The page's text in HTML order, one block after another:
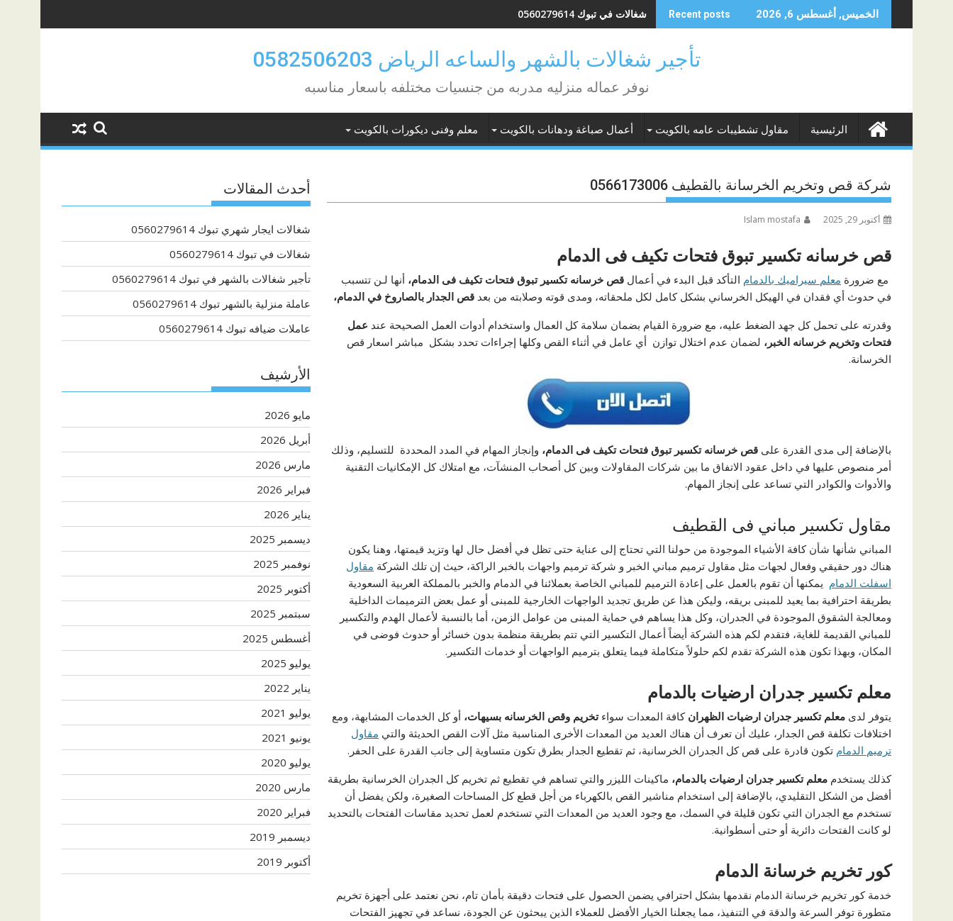
to
الخميس, أغسطس 6, 2026 Recent posts شغالات في تبوك 0560279614
تأجير شغالات بالشهر والساعه الرياض 0582506203
نوفر عماله منزليه مدربه من جنسيات مختلفه باسعار مناسبه
الرئيسية مقاول تشطيبات عامه بالكويت أعمال صباغة ودهانات بالكويت معلم وفنى ديكورات بالكويت
شركة قص وتخريم الخرسانة بالقطيف 0566173006
أكتوبر 29, 2025 Islam mostafa
قص خرسانه تكسير تبوق فتحات تكيف فى الدمام
مع ضرورة معلم سيراميك بالدمام التأكد قبل البدء في أعمال قص خرسانه تكسير تبوق فتحات تكيف فى الدمام، أنها لـن تتسبب
في حدوث أي فقدان في الهيكل الخرساني بشكل كامل لكل ملحقاته، ومدى قوته وصلابته من بعد قص الجدار بالصاروخ في الدمام،
وقدرته على تحمل كل جهد الضغط عليه، مع ضرورة القيام بضمان سلامة كل العمال واستخدام أدوات العمل الصحيحة عند عمل
فتحات وتخريم خرسانه الخبر، لضمان عدم اختلال توازن أي عامل في أثناء القص وكلها إجراءات تحدد بشكل مباشر اسعار قص
الخرسانة.
بالإضافة إلى مدى القدرة على قص خرسانه تكسير تبوق فتحات تكيف فى الدمام، وإنجاز المهام في المدد المحددة للتسليم، وذلك
أمر منصوص عليها في داخل عقود الاتفاق ما بين شركات المقاولات وبين كل أصحاب المنشآت، مع امتلاك كل الإمكانيات التقنية
والأدوات والكوادر التي تساعد على إنجاز المهام.
مقاول تكسير مباني فى القطيف
المباني شأنها شأن كافة الأشياء الموجودة من حولنا التي تحتاج إلى عناية حتى تظل في أفضل حال لها وتزيد قيمتها، وهنا يكون
هناك دور حقيقي وفعال لجهات مثل مقاول ترميم مباني الخبر و شركة ترميم واجهات بالخبر الراكة، حيث إن تلك الشركة مقاول
اسفلت الدمام يمكنها أن تقوم بالعمل على إعادة الترميم للمباني الخاصة بعملائنا في الدمام والخبر بالمملكة العربية السعودية
بطريقة احترافية بما يعيد للمبنى بريقه، وليكن هذا عن طريق تجديد الواجهات الخارجية للمبنى أو عمل بعض الترميمات الداخلية
ومعالجة الشقوق الموجودة في الجدران، وكل هذا يساهم في حماية المبنى من عوامل الزمن، أما بالنسبة لأعمال الهدم والتكسير
للمباني القديمة للغاية، فتقدم لكم هذه الشركة أيضاً أعمال التكسير التي تتم بطريقة منظمة بدون خسائر أو حدوث فوضى في
المكان، وبهذا تكون هذه الشركة تقدم لكم حلولاً متكاملة فيما يتعلق بترميم الواجهات أو خدمات التكسير.
معلم تكسير جدران ارضيات بالدمام
يتوفر لدى معلم تكسير جدران ارضيات الظهران كافة المعدات سواءتخريم وقص الخرسانه بسيهات، أو كل الخدمات المشابهة، ومع
اختلافات تكلفة قص الجدار، عليك أن تعرف أن هناك العديد من المعدات الأخرى المناسبة مثل آلات القص الحديثة والتي مقاول
ترميم الدمام تكون قادرة على قص كل الجدران الخرسانية، ثم تقطيع الجدار بطرق تكون متساوية إلى جانب القدرة على الحفر.
كذلك يستخدم معلم تكسير جدران ارضيات بالدمام، ماكينات الليزر والتي تساهم في تقطيع ثم تخريم كل الجدران الخرسانية بطريقة
أفضل من الشكل التقليدي، بالإضافة إلى استخدام مناشير القص بالكهرباء من أجل قطع كل المساحات الصغيرة، ولكن يفضل أن
تستخدم مع الجدران التي تكون قليلة في السمك، مع وجود العديد من المعدات التي تستخدم لعمل تحديد مقاسات الفتحات بالتحديد
لو كانت الفتحات دائرية أو حتى أسطوانية.
كور تخريم خرسانة الدمام
خدمة كور تخريم خرسانة الدمام نقدمها بشكل احترافي يضمن الحصول على فتحات دقيقة بأمان تام، نحن نعتمد على أجهزة تخريم
متطورة توفر السرعة والدقة في التنفيذ، مما يجعلنا الخيار الأفضل للعملاء الذين يبحثون عن الجودة، نساعد في تجهيز الفتحات
أحدث المقالات
شغالات ايجار شهري تبوك 0560279614
شغالات في تبوك 0560279614
تأجير شغالات بالشهر في تبوك 0560279614
عاملة منزلية بالشهر تبوك 0560279614
عاملات ضيافه تبوك 0560279614
الأرشيف
مايو 2026
أبريل 2026
مارس 2026
فبراير 2026
يناير 2026
ديسمبر 2025
نوفمبر 2025
أكتوبر 2025
سبتمبر 2025
أغسطس 2025
يوليو 2025
يناير 2022
يوليو 2021
يونيو 2021
يوليو 2020
مارس 2020
فبراير 2020
ديسمبر 2019
أكتوبر 2019